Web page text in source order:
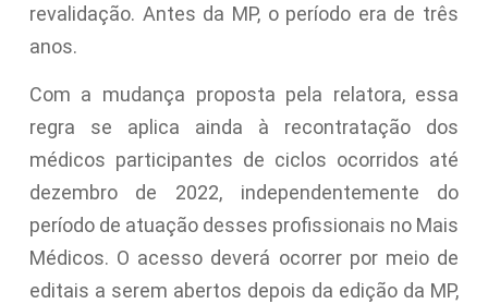
revalidação. Antes da MP, o período era de três
anos.
Com a mudança proposta pela relatora, essa
regra se aplica ainda à recontratação dos
médicos participantes de ciclos ocorridos até
dezembro de 2022, independentemente do
período de atuação desses profissionais no Mais
Médicos. O acesso deverá ocorrer por meio de
editais a serem abertos depois da edição da MP,